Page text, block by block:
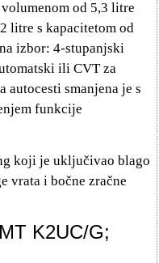
od 5,3 litre
litre s kapacitetom od
izbor: 4-stupanjski
ili CVT za
autocesti smanjena je s
funkcije
koji je uključivao blago
vrata i bočne zračne
K2UC/G;